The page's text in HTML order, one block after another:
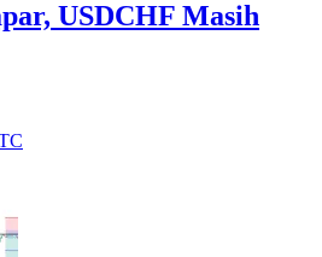
USDCHF Masih